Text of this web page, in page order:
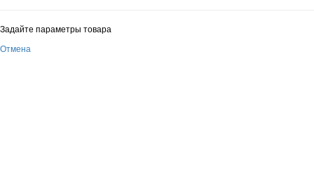
Задайте параметры товара
Отмена